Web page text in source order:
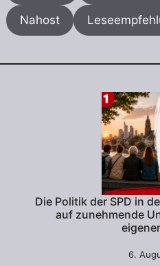
Nahost
Die Politik der SPD in
auf zunehmende
6.